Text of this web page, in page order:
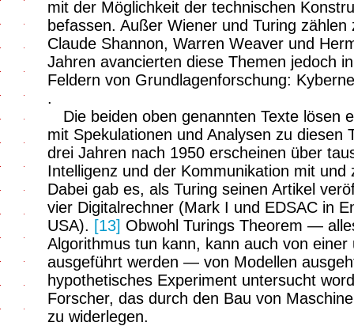
mit der Möglichkeit der technischen
befassen. Außer Wiener und Turing
Claude Shannon, Warren Weaver und
Jahren avancierten diese Themen jedoch
Feldern von Grundlagenforschung:
.
Die beiden oben genannten Texte lösen
mit Spekulationen und Analysen zu diesen
drei Jahren nach 1950 erscheinen über
Intelligenz und der Kommunikation mit
Dabei gab es, als Turing seinen Artikel
vier Digitalrechner (Mark I und EDSAC in
USA). [13] Obwohl Turings Theorem —
Algorithmus tun kann, kann auch von
ausgeführt werden — von Modellen
hypothetisches Experiment untersucht
Forscher, das durch den Bau von
zu widerlegen.